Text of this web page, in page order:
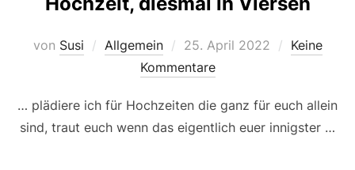
von Susi Allgemein
Veröffentlicht
am
25. April 2022
Keine
Kommentare
… plädiere ich für Hochzeiten die ganz für euch allein
sind, traut euch wenn das eigentlich euer innigster …